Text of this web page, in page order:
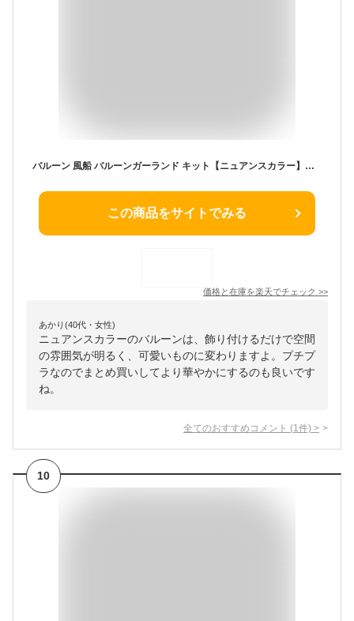
バルーン 風船 バルーンガーランド キット【ニュアンスカラー】全5カラー 誕生日 バルーン 飾り付け 風船 メタリックカラー豪華セット 大容量 バルーンアーチセット ラテックスバルーン パーティー飾り 女の子男の子 大人 美美ハーフバースデーウェディング おしゃれ 結婚式
この商品をサイトでみる
価格と在庫を楽天でチェック >>
あかり(40代・女性)
ニュアンスカラーのバルーンは、飾り付けるだけで空間
の雰囲気が明るく、可愛いものに変わりますよ。プチプ
ラなのでまとめ買いしてより華やかにするのも良いです
ね。
全てのおすすめコメント (1 件) >
10